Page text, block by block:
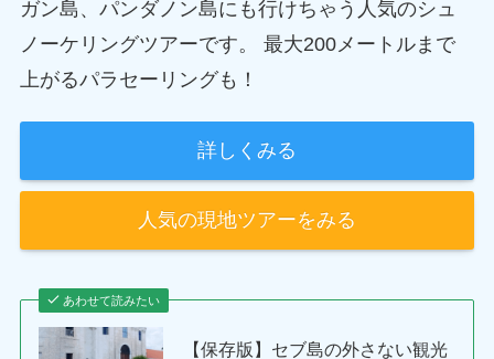
ガン島、パンダノン島にも行けちゃう人気のシュ
ノーケリングツアーです。 最大200メートルまで
上がるパラセーリングも！
詳しくみる
人気の現地ツアーをみる
あわせて読みたい
【保存版】セブ島の外さない観光